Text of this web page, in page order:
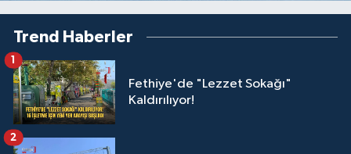
Trend Haberler
Fethiye'de "Lezzet Sokağı"
Kaldırılıyor!
1
2